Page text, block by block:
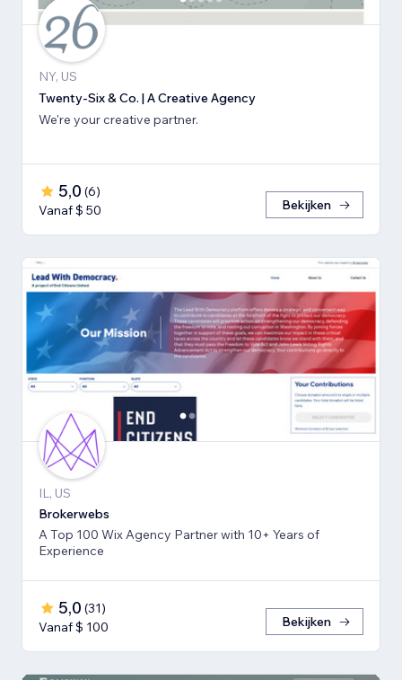
NY, US
Twenty-Six & Co. | A Creative Agency
We're your creative partner.
5,0 (6)
Vanaf $ 50
Bekijken
IL, US
Brokerwebs
A Top 100 Wix Agency Partner with 10+ Years of
Experience
5,0 (31)
Vanaf $ 100
Bekijken